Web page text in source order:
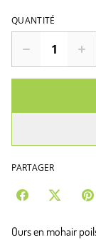
QUANTITÉ
PARTAGER
Ours en mohair